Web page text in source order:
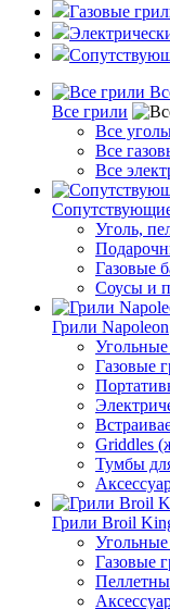
Газовые
Все грили
Все
Все
Все
Уголь,
Газовые
Соусы и
Грили Napoleon
Газовые
Griddles
Тумбы
Грили Broil
Газовые